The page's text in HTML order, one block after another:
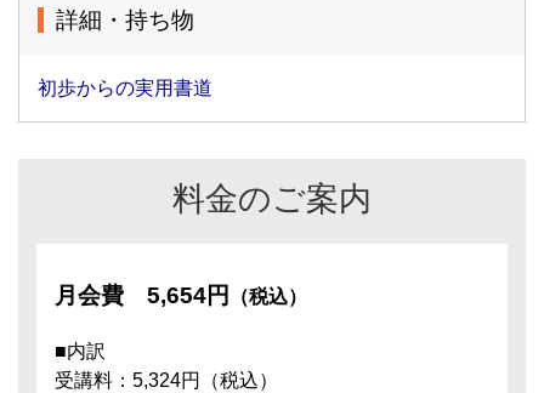
詳細・持ち物
初歩からの実用書道
料金のご案内
月会費 5,654円 （税込）
■内訳
受講料：5,324円（税込）